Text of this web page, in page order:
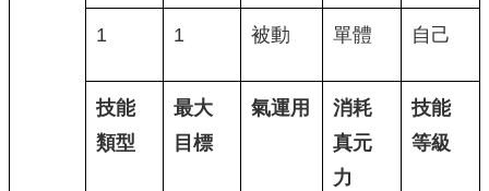
1 1 被動 單體 自己
技能
類型
最大
目標
氣運用
消耗
真元
力
技能
等級